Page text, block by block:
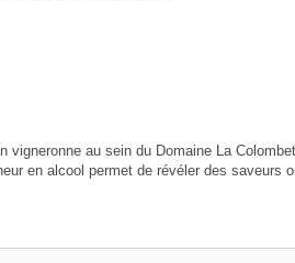
au sein du Domaine La
en alcool permet de révéler des saveurs